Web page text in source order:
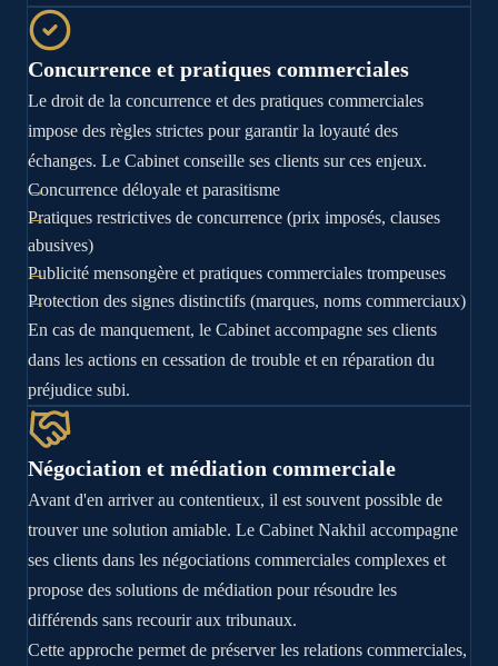
Concurrence et pratiques commerciales
Le droit de la concurrence et des pratiques commerciales
impose des règles strictes pour garantir la loyauté des
échanges. Le Cabinet conseille ses clients sur ces enjeux.
Concurrence déloyale et parasitisme
Pratiques restrictives de concurrence (prix imposés, clauses
abusives)
Publicité mensongère et pratiques commerciales trompeuses
Protection des signes distinctifs (marques, noms commerciaux)
En cas de manquement, le Cabinet accompagne ses clients
dans les actions en cessation de trouble et en réparation du
préjudice subi.
Négociation et médiation commerciale
Avant d'en arriver au contentieux, il est souvent possible de
trouver une solution amiable. Le Cabinet Nakhil accompagne
ses clients dans les négociations commerciales complexes et
propose des solutions de médiation pour résoudre les
différends sans recourir aux tribunaux.
Cette approche permet de préserver les relations commerciales,